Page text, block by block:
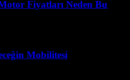
Fiyatları Neden Bu
Mobilitesi